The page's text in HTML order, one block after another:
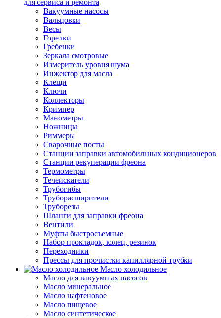
для сервиса и ремонта
Вакуумные насосы
Вальцовки
Весы
Горелки
Гребенки
Зеркала смотровые
Измеритель уровня шума
Инжектор для масла
Клещи
Ключи
Коллекторы
Кримпер
Манометры
Ножницы
Риммеры
Сварочные посты
Станции заправки автомобильных кондиционеров
Станции рекуперации фреона
Термометры
Течеискатели
Трубогибы
Труборасширители
Труборезы
Шланги для заправки фреона
Вентили
Муфты быстросъемные
Набор прокладок, колец, резинок
Переходники
Прессы для прочистки капиллярной трубки
Масло холодильное
Масло для вакуумных насосов
Масло минеральное
Масло нафтеновое
Масло пищевое
Масло синтетическое